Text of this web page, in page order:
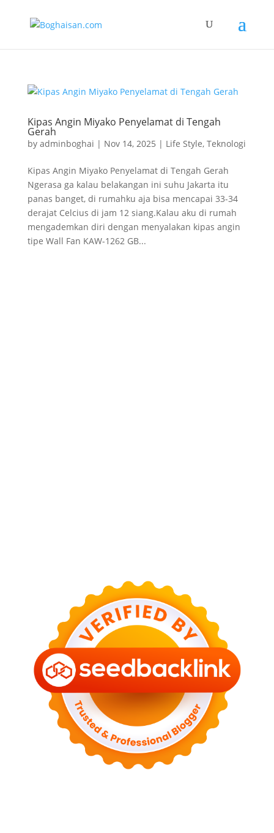
Kipas Angin Miyako Penyelamat di Tengah
Gerah
by adminboghai | Nov 14, 2025 | Life Style, Teknologi
Kipas Angin Miyako Penyelamat di Tengah Gerah
Ngerasa ga kalau belakangan ini suhu Jakarta itu
panas banget, di rumahku aja bisa mencapai 33-34
derajat Celcius di jam 12 siang.Kalau aku di rumah
mengademkan diri dengan menyalakan kipas angin
tipe Wall Fan KAW-1262 GB...